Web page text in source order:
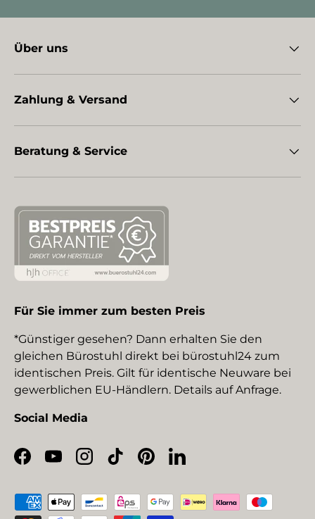
Über uns
Zahlung & Versand
Beratung & Service
Für Sie immer zum besten Preis
*Günstiger gesehen? Dann erhalten Sie den
gleichen Bürostuhl direkt bei bürostuhl24 zum
identischen Preis. Gilt für identische Neuware bei
gewerblichen EU-Händlern. Details auf Anfrage.
Social Media
Facebook
YouTubeInstagram
TikTokPinterestLinkedIn
Zahlungsmethoden